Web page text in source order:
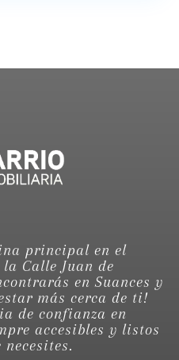
principal en el
Calle Juan de
en Suances y
más cerca de ti!
de confianza en
accesibles y listos